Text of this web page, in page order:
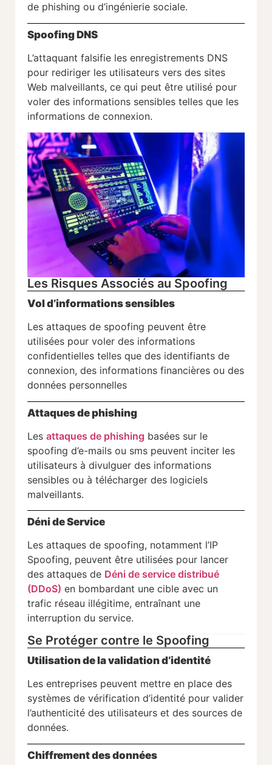
de phishing ou d’ingénierie sociale.
Spoofing DNS
L’attaquant falsifie les enregistrements DNS
pour rediriger les utilisateurs vers des sites
Web malveillants, ce qui peut être utilisé pour
voler des informations sensibles telles que les
informations de connexion.
Les Risques Associés au Spoofing
Vol d’informations sensibles
Les attaques de spoofing peuvent être
utilisées pour voler des informations
confidentielles telles que des identifiants de
connexion, des informations financières ou des
données personnelles
Attaques de phishing
Les attaques de phishing basées sur le
spoofing d’e-mails ou sms peuvent inciter les
utilisateurs à divulguer des informations
sensibles ou à télécharger des logiciels
malveillants.
Déni de Service
Les attaques de spoofing, notamment l’IP
Spoofing, peuvent être utilisées pour lancer
des attaques de Déni de service distribué
(DDoS) en bombardant une cible avec un
trafic réseau illégitime, entraînant une
interruption du service.
Se Protéger contre le Spoofing
Utilisation de la validation d’identité
Les entreprises peuvent mettre en place des
systèmes de vérification d’identité pour valider
l’authenticité des utilisateurs et des sources de
données.
Chiffrement des données